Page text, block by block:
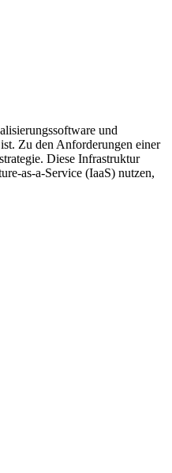
und
Zu den Anforderungen einer
Diese Infrastruktur
as-a-Service (IaaS) nutzen,